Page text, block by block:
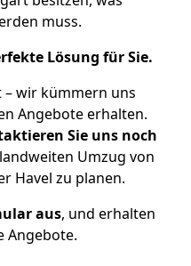
muss.
Lösung für Sie.
– wir kümmern uns
Angebote erhalten.
Sie uns noch
Umzug von
Havel zu planen.
aus, und erhalten
Angebote.